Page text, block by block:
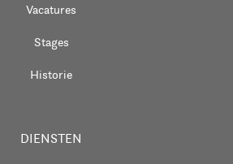
Vacatures
Stages
Historie
DIENSTEN